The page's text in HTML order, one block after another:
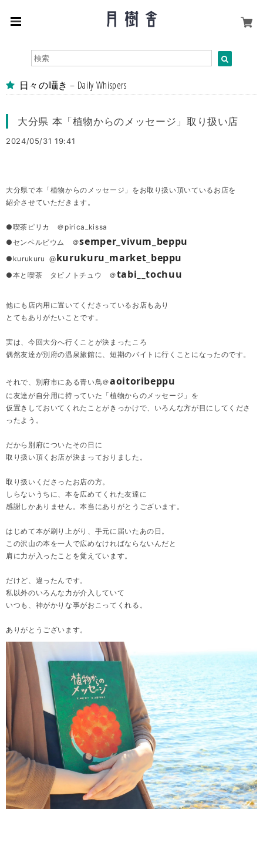
日々の囁き – Daily Whispers
大分県 本「植物からのメッセージ」取り扱い店
2024/05/31 19:41
大分県で本「植物からのメッセージ」をお取り扱い頂いているお店を
紹介させていただきます。
●喫茶ピリカ ＠pirica_kissa
●センペルビウム ＠semper_vivum_beppu
●kurukuru @kurukuru_market_beppu
●本と喫茶 タビノトチュウ ＠tabi__tochuu
他にも店内用に置いてくださっているお店もあり
とてもありがたいことです。
実は、今回大分へ行くことが決まったころ
偶然友達が別府の温泉旅館に、短期のバイトに行くことになったのです。
それで、別府市にある青い鳥＠aoitoribeppu
に友達が自分用に持っていた「植物からのメッセージ」を
仮置きしておいてくれたことがきっかけで、いろんな方が目にしてくださ
ったよう。
だから別府についたその日に
取り扱い頂くお店が決まっておりました。
取り扱いくださったお店の方。
しらないうちに、本を広めてくれた友達に
感謝しかありません。本当にありがとうございます。
はじめて本が刷り上がり、手元に届いたあの日。
この沢山の本を一人で広めなければならないんだと
肩に力が入ったことを覚えています。
だけど、違ったんです。
私以外のいろんな力が介入していて
いつも、神がかりな事がおこってくれる。
ありがとうございます。